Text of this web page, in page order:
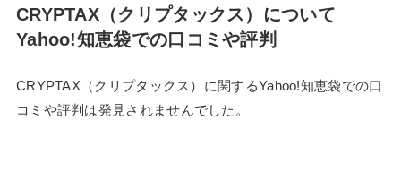
CRYPTAX（クリプタックス）について
Yahoo!知恵袋での口コミや評判
CRYPTAX（クリプタックス）に関するYahoo!知恵袋での口
コミや評判は発見されませんでした。